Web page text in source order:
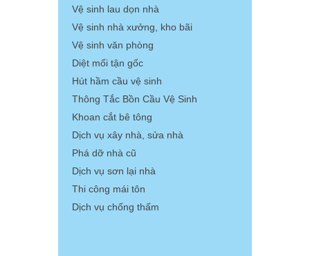
Vệ sinh lau dọn nhà
Vệ sinh nhà xưởng, kho bãi
Vệ sinh văn phòng
Diệt mối tận gốc
Hút hầm cầu vệ sinh
Thông Tắc Bồn Cầu Vệ Sinh
Khoan cắt bê tông
Dịch vụ xây nhà, sửa nhà
Phá dỡ nhà cũ
Dịch vụ sơn lại nhà
Thi công mái tôn
Dịch vụ chống thấm